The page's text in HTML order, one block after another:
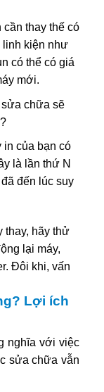
cần thay thế có
linh kiện như
có thể có giá
mới.
chữa sẽ
in của bạn có
là lần thứ N
đến lúc suy
thay, hãy thử
lại máy,
Đôi khi, vấn
Lợi ích
nghĩa với việc
sửa chữa vẫn